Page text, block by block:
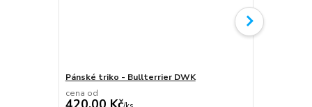
Pánské triko - Bullterrier DWK
cena od